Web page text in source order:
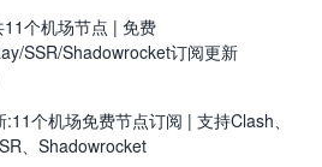
个机场节点 | 免费
SSR/Shadowrocket订阅更新
个机场免费节点订阅 | 支持Clash、
、Shadowrocket